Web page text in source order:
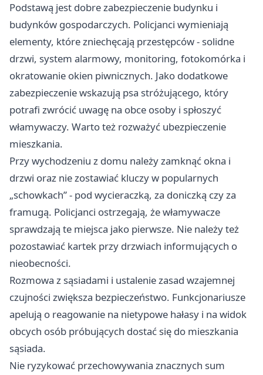
Podstawą jest dobre zabezpieczenie budynku i
budynków gospodarczych. Policjanci wymieniają
elementy, które zniechęcają przestępców - solidne
drzwi, system alarmowy, monitoring, fotokomórka i
okratowanie okien piwnicznych. Jako dodatkowe
zabezpieczenie wskazują psa stróżującego, który
potrafi zwrócić uwagę na obce osoby i spłoszyć
włamywaczy. Warto też rozważyć ubezpieczenie
mieszkania.
Przy wychodzeniu z domu należy zamknąć okna i
drzwi oraz nie zostawiać kluczy w popularnych
„schowkach” - pod wycieraczką, za doniczką czy za
framugą. Policjanci ostrzegają, że włamywacze
sprawdzają te miejsca jako pierwsze. Nie należy też
pozostawiać kartek przy drzwiach informujących o
nieobecności.
Rozmowa z sąsiadami i ustalenie zasad wzajemnej
czujności zwiększa bezpieczeństwo. Funkcjonariusze
apelują o reagowanie na nietypowe hałasy i na widok
obcych osób próbujących dostać się do mieszkania
sąsiada.
Nie ryzykować przechowywania znacznych sum